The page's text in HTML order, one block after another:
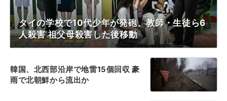
タイの学校で10代少年が発砲、教師・生徒ら6
人殺害 祖父母殺害した後移動
韓国、北西部沿岸で地雷15個回収 豪
雨で北朝鮮から流出か